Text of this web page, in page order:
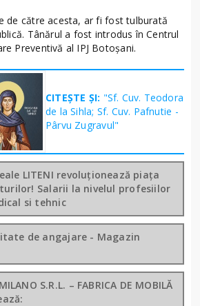
de către acesta, ar fi fost tulburată
Tânărul a fost introdus în Centrul
Preventivă al IPJ Botoșani.
CITEȘTE ȘI: "Sf. Cuv. Teodora
de la Sihla; Sf. Cuv. Pafnutie -
Pârvu Zugravul"
LITENI revoluționează piața
Salarii la nivelul profesiilor
si tehnic
de angajare - Magazin
S.R.L. – FABRICA DE MOBILĂ